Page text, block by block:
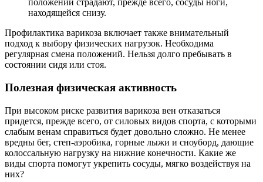
положении страдают, прежде всего, сосуды ноги,
находящейся снизу.
Профилактика варикоза включает также внимательный
подход к выбору физических нагрузок. Необходима
регулярная смена положений. Нельзя долго пребывать в
состоянии сидя или стоя.
Полезная физическая активность
При высоком риске развития варикоза вен отказаться
придется, прежде всего, от силовых видов спорта, с которыми
слабым венам справиться будет довольно сложно. Не менее
вредны бег, степ-аэробика, горные лыжи и сноуборд, дающие
колоссальную нагрузку на нижние конечности. Какие же
виды спорта помогут укрепить сосуды, мягко воздействуя на
них?